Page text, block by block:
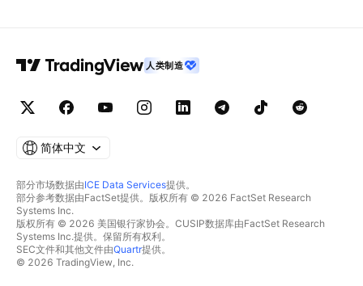
人类制造
简体中文
部分市场数据由ICE Data Services提供。
部分参考数据由FactSet提供。版权所有 © 2026 FactSet Research
Systems Inc.
版权所有 © 2026 美国银行家协会。CUSIP数据库由FactSet Research
Systems Inc.提供。保留所有权利。
SEC文件和其他文件由Quartr提供。
© 2026 TradingView, Inc.